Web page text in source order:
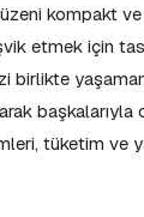
kompakt
etmek için
birlikte
tüketim ve